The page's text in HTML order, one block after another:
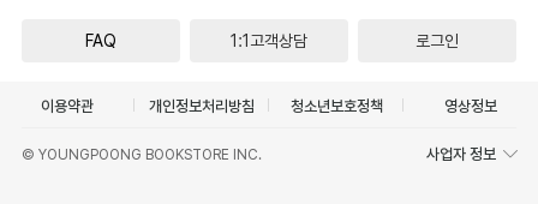
FAQ 1:1고객상담 로그인
이용약관 개인정보처리방침 청소년보호정책 영상정보
© YOUNGPOONG BOOKSTORE INC. 사업자 정보